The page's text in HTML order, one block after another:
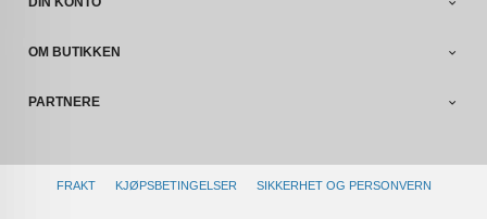
OM BUTIKKEN
PARTNERE
FRAKT KJØPSBETINGELSER SIKKERHET OG PERSONVERN